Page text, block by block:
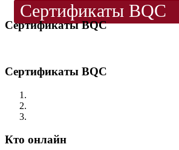
Сертификаты BQC
Сертификаты BQC
Сертификаты BQC
Кто онлайн